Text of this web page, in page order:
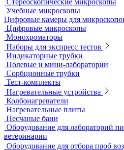
Мерная посуда
Посуда общего назначения
Центрифужные пробирки
Микроскопы
Инвертируемые микроскопы
Комплектующие к микроскопам
Лабораторные микроскопы
Люминесцентные микроскопы
Металлографические микроскопы
Объективы для микроскопов
Окуляры для микроскопов
Поляризационные микроскопы
Стереоскопические микроскопы
Учебные микроскопы
Цифровые камеры для
Цифровые микроскопы
Монохроматоры